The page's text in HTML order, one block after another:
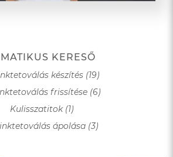
KERESŐ
készítés (19)
frissítése (6)
Kulisszatitok (1)
ápolása (3)